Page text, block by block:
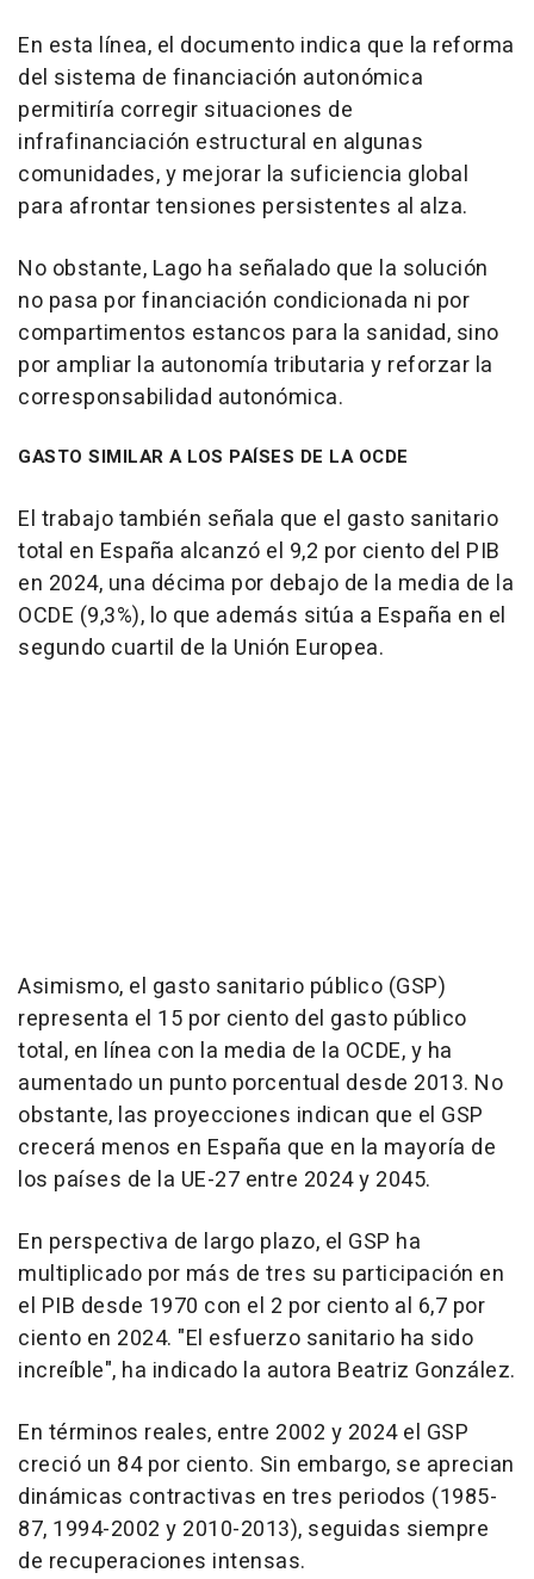
En esta línea, el documento indica que la reforma
del sistema de financiación autonómica
permitiría corregir situaciones de
infrafinanciación estructural en algunas
comunidades, y mejorar la suficiencia global
para afrontar tensiones persistentes al alza.
No obstante, Lago ha señalado que la solución
no pasa por financiación condicionada ni por
compartimentos estancos para la sanidad, sino
por ampliar la autonomía tributaria y reforzar la
corresponsabilidad autonómica.
GASTO SIMILAR A LOS PAÍSES DE LA OCDE
El trabajo también señala que el gasto sanitario
total en España alcanzó el 9,2 por ciento del PIB
en 2024, una décima por debajo de la media de la
OCDE (9,3%), lo que además sitúa a España en el
segundo cuartil de la Unión Europea.
Asimismo, el gasto sanitario público (GSP)
representa el 15 por ciento del gasto público
total, en línea con la media de la OCDE, y ha
aumentado un punto porcentual desde 2013. No
obstante, las proyecciones indican que el GSP
crecerá menos en España que en la mayoría de
los países de la UE-27 entre 2024 y 2045.
En perspectiva de largo plazo, el GSP ha
multiplicado por más de tres su participación en
el PIB desde 1970 con el 2 por ciento al 6,7 por
ciento en 2024. "El esfuerzo sanitario ha sido
increíble", ha indicado la autora Beatriz González.
En términos reales, entre 2002 y 2024 el GSP
creció un 84 por ciento. Sin embargo, se aprecian
dinámicas contractivas en tres periodos (1985-
87, 1994-2002 y 2010-2013), seguidas siempre
de recuperaciones intensas.